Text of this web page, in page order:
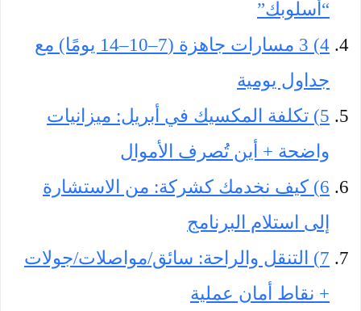
“أسلوبك”
4) 3 مسارات جاهزة (7–10–14 يومًا) مع
جداول يومية
5) تكلفة المكسيك في أبريل: ميزانيات
واضحة + أين تُصرف الأموال
6) كيف نخدمك كشركة: من الاستشارة
إلى استلام البرنامج
7) التنقل والراحة: سائق/مواصلات/جولات
+ نقاط أمان عملية